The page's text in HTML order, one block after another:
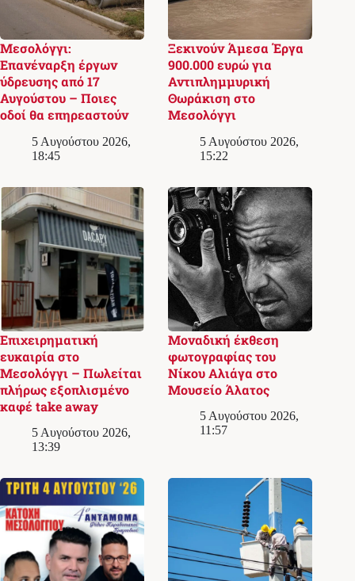
Μεσολόγγι:
Επανέναρξη έργων
ύδρευσης από 17
Αυγούστου – Ποιες
οδοί θα επηρεαστούν
5 Αυγούστου 2026,
18:45
Ξεκινούν Άμεσα Έργα
900.000 ευρώ για
Αντιπλημμυρική
Θωράκιση στο
Μεσολόγγι
5 Αυγούστου 2026,
15:22
Επιχειρηματική
ευκαιρία στο
Μεσολόγγι – Πωλείται
πλήρως εξοπλισμένο
καφέ take away
5 Αυγούστου 2026,
13:39
Μοναδική έκθεση
φωτογραφίας του
Νίκου Αλιάγα στο
Μουσείο Άλατος
5 Αυγούστου 2026,
11:57